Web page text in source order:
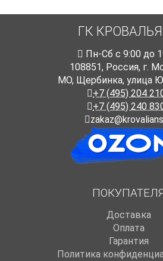
ГК
Пн-Cб с 9:00 до
108851, Россия, г.
МО, Щербинка, улица
+7 (495) 204
+7 (495) 240
Доставка
Оплата
Гарантия
Политика